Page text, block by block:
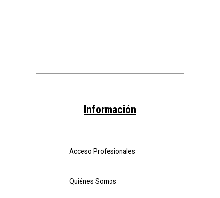
Información
Acceso Profesionales
Quiénes Somos